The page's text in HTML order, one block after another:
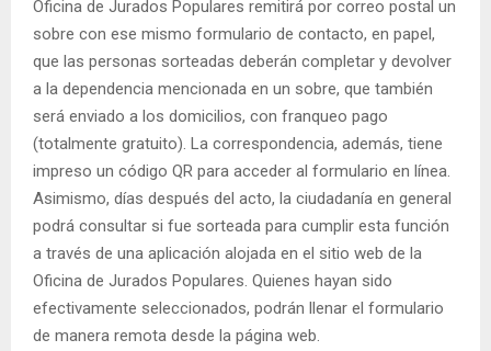
Oficina de Jurados Populares remitirá por correo postal un
sobre con ese mismo formulario de contacto, en papel,
que las personas sorteadas deberán completar y devolver
a la dependencia mencionada en un sobre, que también
será enviado a los domicilios, con franqueo pago
(totalmente gratuito). La correspondencia, además, tiene
impreso un código QR para acceder al formulario en línea.
Asimismo, días después del acto, la ciudadanía en general
podrá consultar si fue sorteada para cumplir esta función
a través de una aplicación alojada en el sitio web de la
Oficina de Jurados Populares. Quienes hayan sido
efectivamente seleccionados, podrán llenar el formulario
de manera remota desde la página web.